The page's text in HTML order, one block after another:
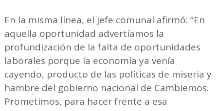
En la misma línea, el jefe comunal afirmó: “En
aquella oportunidad advertíamos la
profundización de la falta de oportunidades
laborales porque la economía ya venía
cayendo, producto de las políticas de miseria y
hambre del gobierno nacional de Cambiemos.
Prometimos, para hacer frente a esa